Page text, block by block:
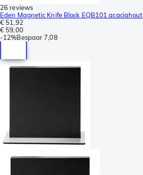
26 reviews
Eden Magnetic Knife Block EQB101 acaciahout
€ 51,92
€ 59,00
-12%Bespaar 7,08